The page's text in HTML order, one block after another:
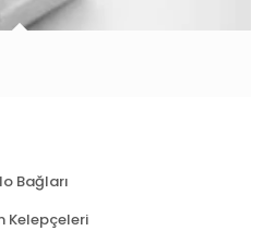
Bağları
Kelepçeleri